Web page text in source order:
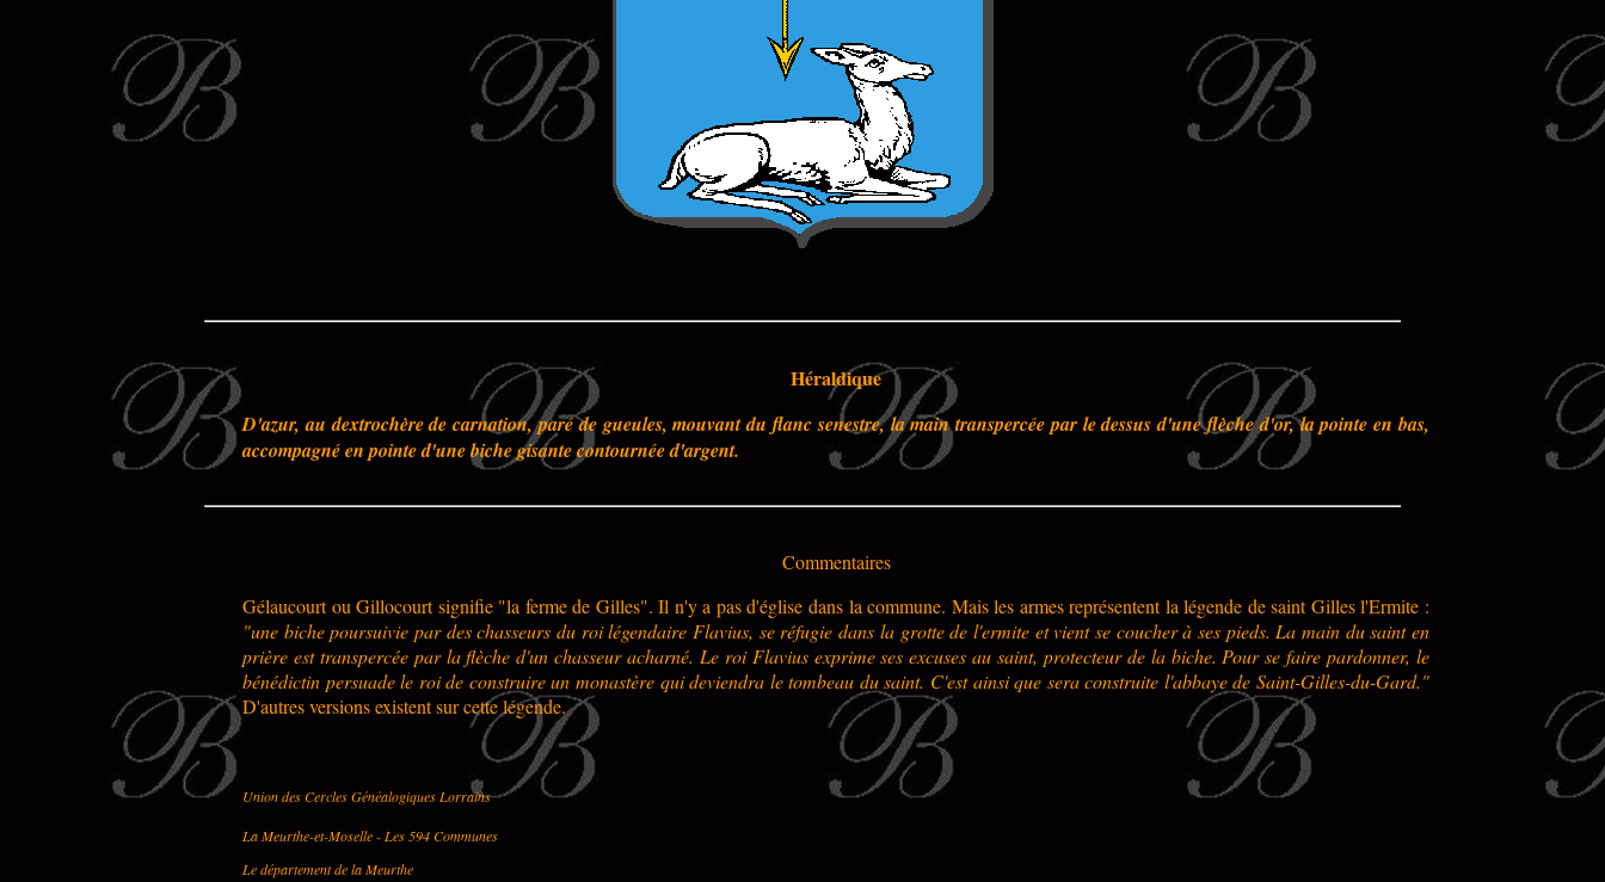
Héraldique
D'azur, au dextrochère de carnation, paré de gueules, mouvant du flanc senestre, la main transpercée par le dessus d'une flèche d'or, la pointe en bas,
accompagné en pointe d'une biche gisante contournée d'argent.
Commentaires
Gélaucourt ou Gillocourt signifie "la ferme de Gilles". Il n'y a pas d'église dans la commune. Mais les armes représentent la légende de saint Gilles l'Ermite :
"une biche poursuivie par des chasseurs du roi légendaire Flavius, se réfugie dans la grotte de l'ermite et vient se coucher à ses pieds. La main du saint en
prière est transpercée par la flèche d'un chasseur acharné. Le roi Flavius exprime ses excuses au saint, protecteur de la biche. Pour se faire pardonner, le
bénédictin persuade le roi de construire un monastère qui deviendra le tombeau du saint. C'est ainsi que sera construite l'abbaye de Saint-Gilles-du-Gard."
D'autres versions existent sur cette légende.
Union des Cercles Généalogiques Lorrains
La Meurthe-et-Moselle - Les 594 Communes
Le département de la Meurthe